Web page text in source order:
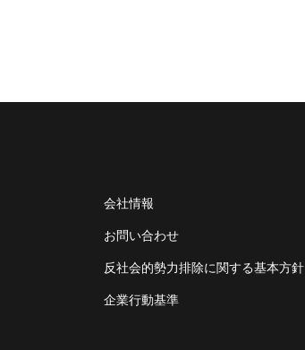
会社情報
お問い合わせ
反社会的勢力排除に関する基本方針
企業行動基準